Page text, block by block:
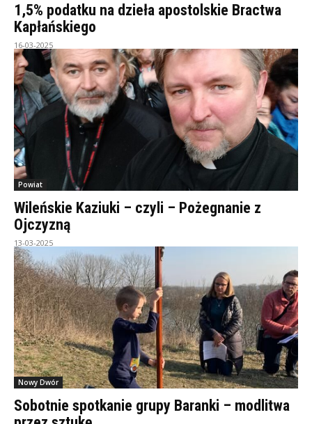
1,5% podatku na dzieła apostolskie Bractwa
Kapłańskiego
16-03-2025
Powiat
Wileńskie Kaziuki – czyli – Pożegnanie z
Ojczyzną
13-03-2025
Nowy Dwór
Sobotnie spotkanie grupy Baranki – modlitwa